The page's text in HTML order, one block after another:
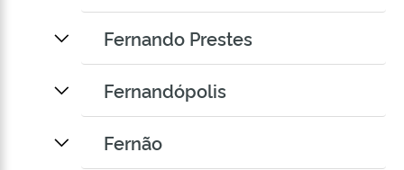
Fernando Prestes
Fernandópolis
Fernão